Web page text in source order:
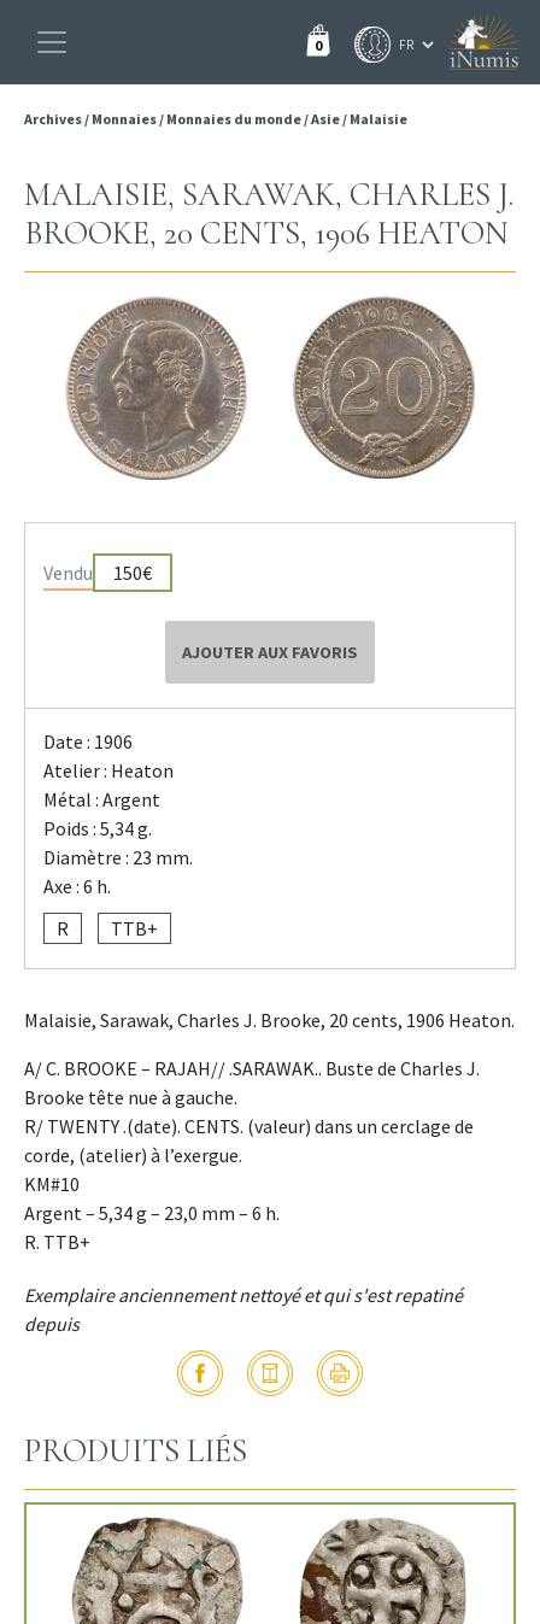
0
Archives/ Monnaies/ Monnaies du monde/Asie/ Malaisie
MALAISIE, SARAWAK, CHARLES J.
BROOKE, 20 CENTS, 1906 HEATON
Vendu 150€
AJOUTER AUX FAVORIS
Date : 1906
Atelier : Heaton
Métal : Argent
Poids : 5,34 g.
Diamètre : 23 mm.
Axe : 6 h.
R
TTB+
Malaisie, Sarawak, Charles J. Brooke, 20 cents, 1906 Heaton.
A/ C. BROOKE – RAJAH// .SARAWAK.. Buste de Charles J.
Brooke tête nue à gauche.
R/ TWENTY .(date). CENTS. (valeur) dans un cerclage de
corde, (atelier) à l’exergue.
KM#10
Argent – 5,34 g – 23,0 mm – 6 h.
R. TTB+
Exemplaire anciennement nettoyé et qui s'est repatiné
depuis
PRODUITS LIÉS